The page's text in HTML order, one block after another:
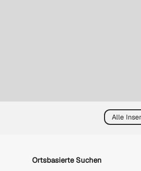
Alle
Ortsbasierte Suchen